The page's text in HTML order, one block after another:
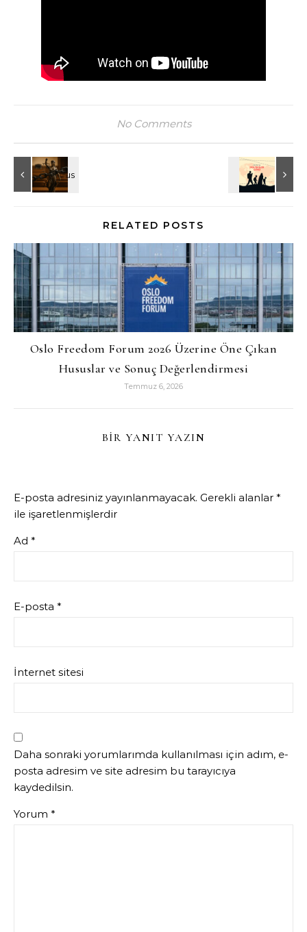
No Comments
RELATED POSTS
Oslo Freedom Forum 2026 Üzerine Öne Çıkan
Hususlar ve Sonuç Değerlendirmesi
Temmuz 6, 2026
BIR YANIT YAZIN
E-posta adresiniz yayınlanmayacak. Gerekli alanlar *
ile işaretlenmişlerdir
Ad *
E-posta *
İnternet sitesi
Daha sonraki yorumlarımda kullanılması için adım, e-
posta adresim ve site adresim bu tarayıcıya
kaydedilsin.
Yorum *